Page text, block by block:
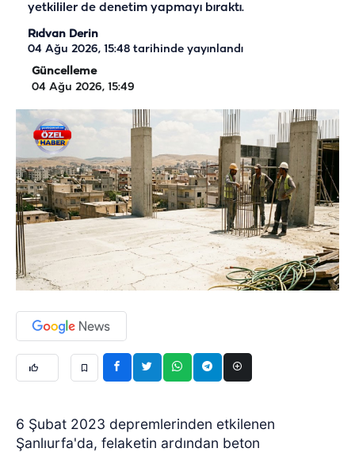
yetkililer de denetim yapmayı bıraktı.
Rıdvan Derin
04 Ağu 2026, 15:48 tarihinde yayınlandı
Güncelleme
04 Ağu 2026, 15:49
6 Şubat 2023 depremlerinden etkilenen
Şanlıurfa'da, felaketin ardından beton